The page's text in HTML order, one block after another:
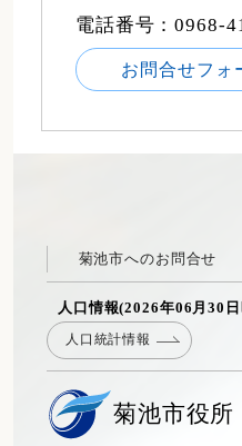
電話番号：0968-
お問合せフォ
菊池市へのお問合せ
人口情報(2026年06月30
人口統計情報
菊池市役所